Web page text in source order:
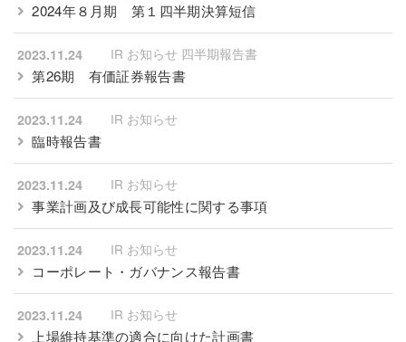
2024年８月期 第１四半期決算短信
2023.11.24 IR お知らせ 四半期報告書
第26期 有価証券報告書
2023.11.24 IR お知らせ
臨時報告書
2023.11.24 IR お知らせ
事業計画及び成長可能性に関する事項
2023.11.24 IR お知らせ
コーポレート・ガバナンス報告書
2023.11.24 IR お知らせ
上場維持基準の適合に向けた計画書